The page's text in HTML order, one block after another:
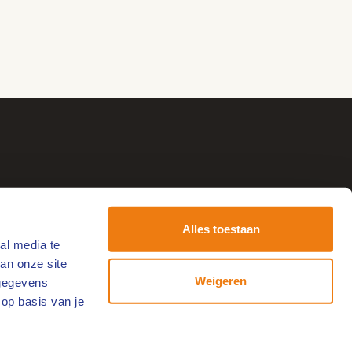
media te
onze site
basis van je
Alles toestaan
Weigeren
de leukste uitjes!